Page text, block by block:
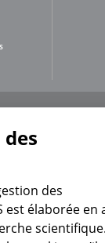
CNRS Le Mag
des
est élaborée en